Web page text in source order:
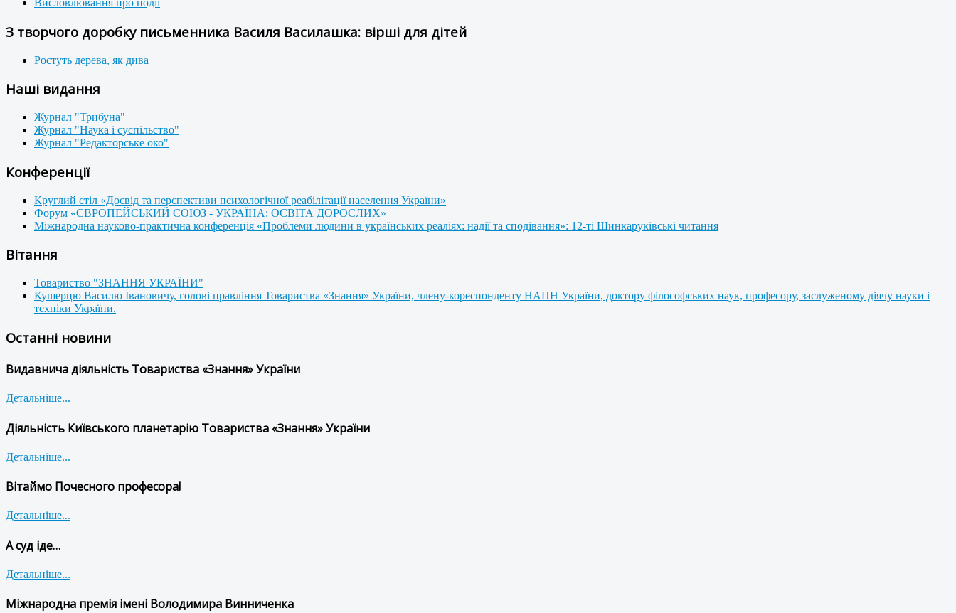
Висловлювання про події
З творчого доробку письменника Василя Василашка: вірші для дітей
Ростуть дерева, як дива
Наші видання
Журнал "Трибуна"
Журнал "Наука і суспільство"
Журнал "Редакторське око"
Конференції
Круглий стіл «Досвід та перспективи психологічної реабілітації населення України»
Форум «ЄВРОПЕЙСЬКИЙ СОЮЗ - УКРАЇНА: ОСВІТА ДОРОСЛИХ»
Міжнародна науково-практична конференція «Проблеми людини в українських реаліях: надії та сподівання»: 12-ті Шинкаруківські читання
Вітання
Товариство "ЗНАННЯ УКРАЇНИ"
Кушерцю Василю Івановичу, голові правління Товариства «Знання» України, члену-кореспонденту НАПН України, доктору філософських наук, професору, заслуженому діячу науки і
техніки України.
Останні новини
Видавнича діяльність Товариства «Знання» України
Детальніше...
Діяльність Київського планетарію Товариства «Знання» України
Детальніше...
Вітаймо Почесного професора!
Детальніше...
А суд іде…
Детальніше...
Міжнародна премія імені Володимира Винниченка